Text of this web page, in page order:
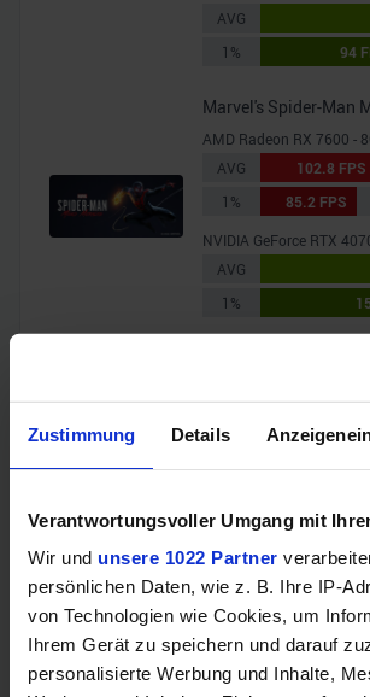
Zustimmung Details
Verantwortungsvoller Umgang mit
Wir und unsere 1022 Partner
persönlichen Daten, wie z. B. Ihre IP-
von Technologien wie Cookies, um
Ihrem Gerät zu speichern und darauf
personalisierte Werbung und Inhalte,
AVG
1%
94
Marvel's Spider-Man
AMD Radeon RX 7600 -
AVG
102.8 FPS
1%
85.2 FPS
NVIDIA GeForce RTX
AVG
1%
AVG
1%
58.8
Shadow of the Tomb
AMD Radeon RX 7600 -
AVG
135.7 FPS